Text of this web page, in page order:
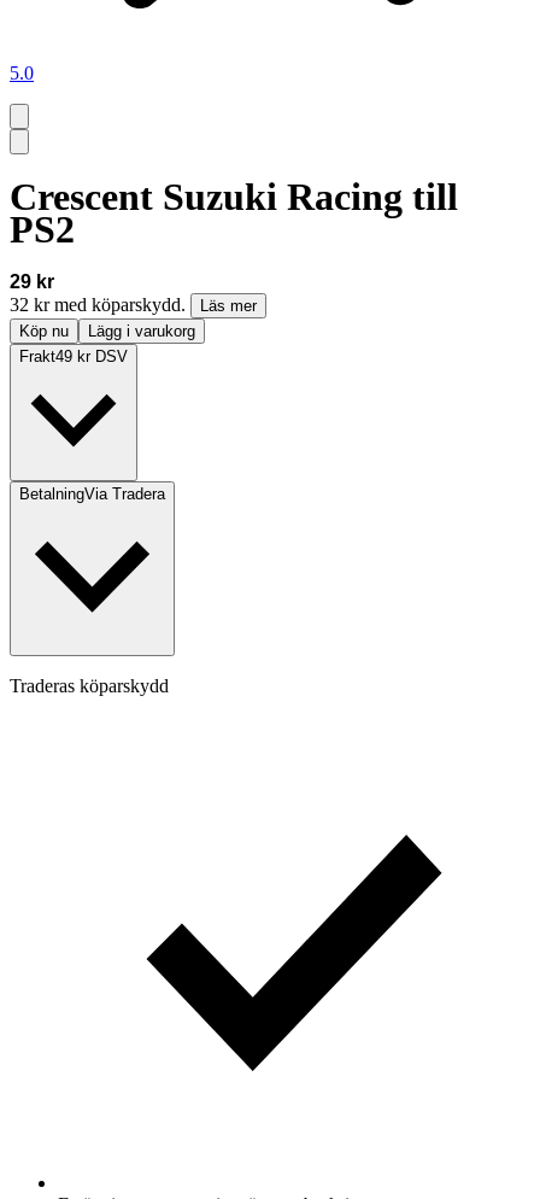
5.0
Crescent Suzuki Racing till
PS2
29 kr
32 kr med köparskydd.
Läs mer
Köp nu
Lägg i varukorg
Frakt49 kr DSV
BetalningVia Tradera
Traderas köparskydd